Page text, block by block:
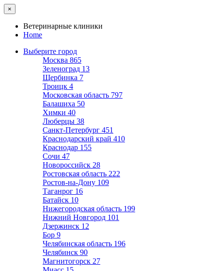
×
Ветеринарные клиники
Home
Выберите город
Москва 865
Зеленоград 13
Щербинка 7
Троицк 4
Московская область 797
Балашиха 50
Химки 40
Люберцы 38
Санкт-Петербург 451
Краснодарский край 410
Краснодар 155
Сочи 47
Новороссийск 28
Ростовская область 222
Ростов-на-Дону 109
Таганрог 16
Батайск 10
Нижегородская область 199
Нижний Новгород 101
Дзержинск 12
Бор 9
Челябинская область 196
Челябинск 90
Магнитогорск 27